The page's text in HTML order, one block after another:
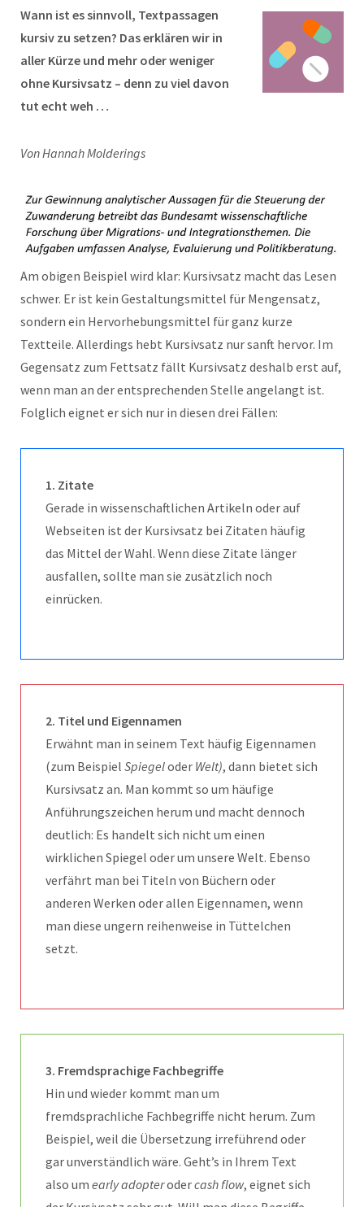
Wann ist es sinnvoll, Textpassagen
kursiv zu setzen? Das erklären wir in
aller Kürze und mehr oder weniger
ohne Kursivsatz – denn zu viel davon
tut echt weh …
Von Hannah Molderings
Am obigen Beispiel wird klar: Kursivsatz macht das Lesen
schwer. Er ist kein Gestaltungsmittel für Mengensatz,
sondern ein Hervorhebungsmittel für ganz kurze
Textteile. Allerdings hebt Kursivsatz nur sanft hervor. Im
Gegensatz zum Fettsatz fällt Kursivsatz deshalb erst auf,
wenn man an der entsprechenden Stelle angelangt ist.
Folglich eignet er sich nur in diesen drei Fällen:
1. Zitate
Gerade in wissenschaftlichen Artikeln oder auf
Webseiten ist der Kursivsatz bei Zitaten häufig
das Mittel der Wahl. Wenn diese Zitate länger
ausfallen, sollte man sie zusätzlich noch
einrücken.
2. Titel und Eigennamen
Erwähnt man in seinem Text häufig Eigennamen
(zum Beispiel Spiegeloder Welt), dann bietet sich
Kursivsatz an. Man kommt so um häufige
Anführungszeichen herum und macht dennoch
deutlich: Es handelt sich nicht um einen
wirklichen Spiegel oder um unsere Welt. Ebenso
verfährt man bei Titeln von Büchern oder
anderen Werken oder allen Eigennamen, wenn
man diese ungern reihenweise in Tüttelchen
setzt.
3. Fremdsprachige Fachbegriffe
Hin und wieder kommt man um
fremdsprachliche Fachbegriffe nicht herum. Zum
Beispiel, weil die Übersetzung irreführend oder
gar unverständlich wäre. Geht’s in Ihrem Text
also um early adopterodercash flow, eignet sich